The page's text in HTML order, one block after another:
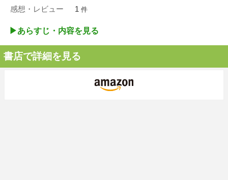
感想・レビュー 1 件
▶︎あらすじ・内容を見る
書店で詳細を見る